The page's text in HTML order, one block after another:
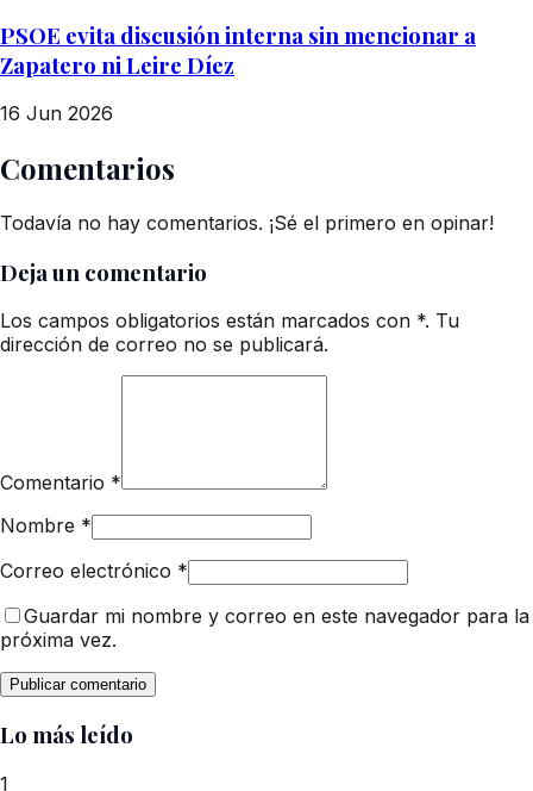
PSOE evita discusión interna sin mencionar a
Zapatero ni Leire Díez
16 Jun 2026
Comentarios
Todavía no hay comentarios. ¡Sé el primero en opinar!
Deja un comentario
Los campos obligatorios están marcados con *. Tu
dirección de correo no se publicará.
Comentario *
Nombre *
Correo electrónico *
Guardar mi nombre y correo en este navegador para la
próxima vez.
Lo más leído
1